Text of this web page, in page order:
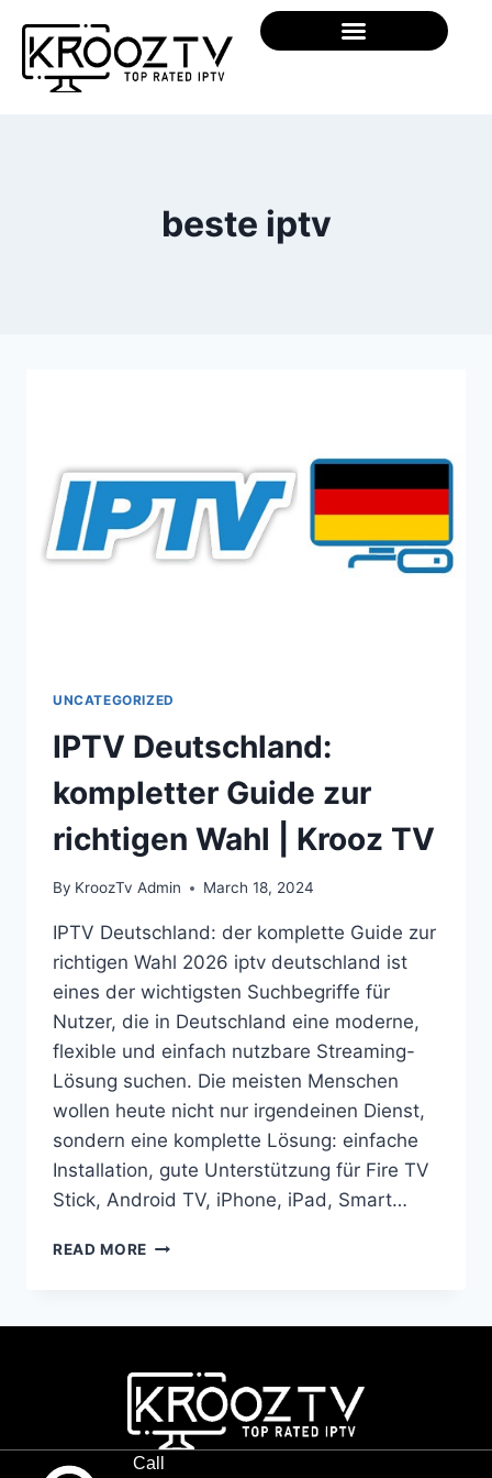
beste iptv
UNCATEGORIZED
IPTV Deutschland:
kompletter Guide zur
richtigen Wahl | Krooz TV
By KroozTv Admin March 18, 2024
IPTV Deutschland: der komplette Guide zur
richtigen Wahl 2026 iptv deutschland ist
eines der wichtigsten Suchbegriffe für
Nutzer, die in Deutschland eine moderne,
flexible und einfach nutzbare Streaming-
Lösung suchen. Die meisten Menschen
wollen heute nicht nur irgendeinen Dienst,
sondern eine komplette Lösung: einfache
Installation, gute Unterstützung für Fire TV
Stick, Android TV, iPhone, iPad, Smart…
READ MORE
Call